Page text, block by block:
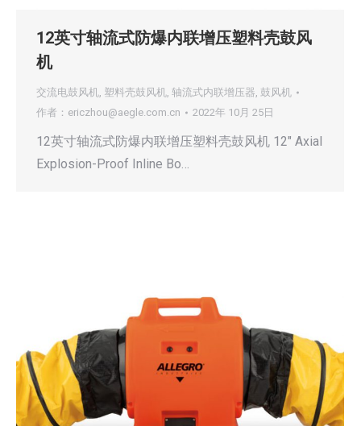
12英寸轴流式防爆内联增压塑料壳鼓风
机
交流电鼓风机, 塑料壳鼓风机, 轴流式内联增压器, 鼓风机
作者： ericzhou@aegle.com.cn 2022年 10月 25日
12英寸轴流式防爆内联增压塑料壳鼓风机 12″ Axial
Explosion-Proof Inline Bo…